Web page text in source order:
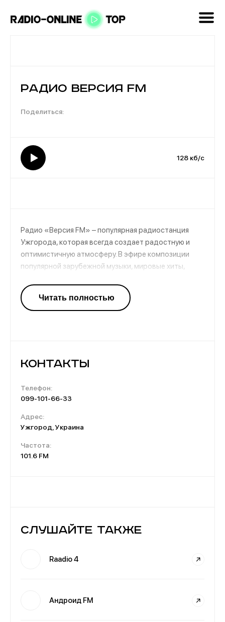
Радио Версия FM
128 кб/с
Радио «Версия FM» – популярная радиостанция
Ужгорода, которая всегда создает радостную и
оптимистичную атмосферу. В эфире композиции
популярной зарубежной музыки, мировые хиты,
особенностями закарпатского региона, раскроет
секреты культуры и особого колорита. Хорошая
Контакты
Телефон:
099-101-66-33
Адрес:
Ужгород, Украина
Частота:
101.6 FM
Слушайте также
Raadio 4
Андроид FM